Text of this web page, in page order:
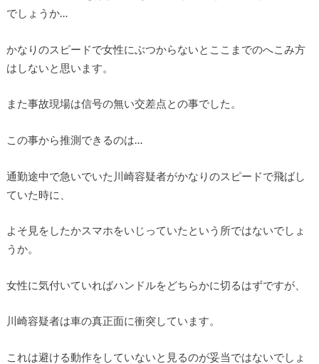
でしょうか…
かなりのスピードで女性にぶつからないとここまでのへこみ方
はしないと思います。
また事故現場は信号の無い交差点との事でした。
この事から推測できるのは…
通勤途中で急いでいた川崎容疑者がかなりのスピードで飛ばし
ていた時に、
よそ見をしたかスマホをいじっていたという所ではないでしょ
うか。
女性に気付いていればハンドルをどちらかに切るはずですが、
川崎容疑者は車の真正面に衝突しています。
これは避ける動作をしていないと見るのが妥当ではないでしょ